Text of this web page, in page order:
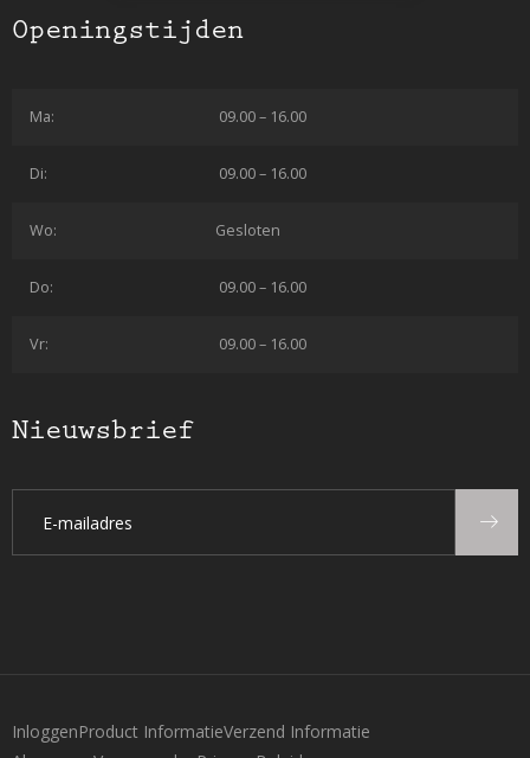
Openingstijden
Ma: 09.00 – 16.00
Di: 09.00 – 16.00
Wo: Gesloten
Do: 09.00 – 16.00
Vr: 09.00 – 16.00
Nieuwsbrief
InloggenProduct InformatieVerzend Informatie